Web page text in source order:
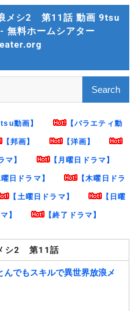
メシ2 第11話 動画 9tsu
料ホームシアター
動画】 【バラエティ動
【邦画】 【洋画】
マ】 【月曜日ドラマ】
曜日ドラマ】 【木曜日ドラ
【土曜日ドラマ】 【日曜
】 【終了ドラマ】
シ2 第11話
んでもスキルで異世界放浪メ